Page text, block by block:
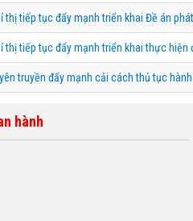
thị tiếp tục đẩy mạnh triển khai Đề án
thị tiếp tục đẩy mạnh triển khai thực
truyền đẩy mạnh cải cách thủ tục
hành